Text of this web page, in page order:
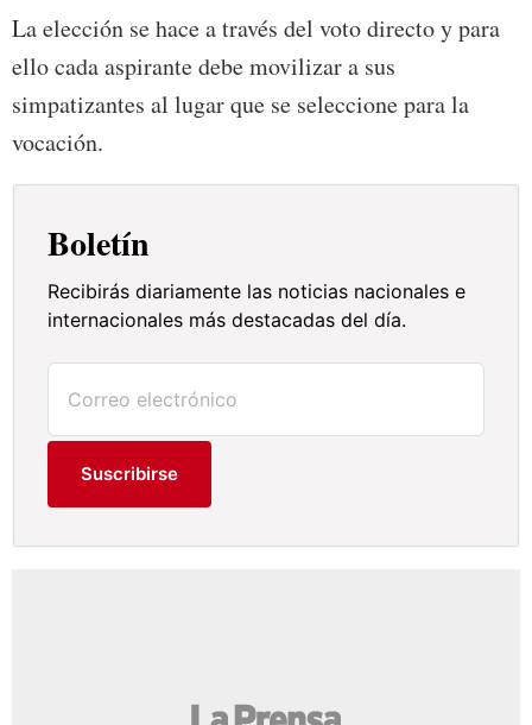
La elección se hace a través del voto directo y para
ello cada aspirante debe movilizar a sus
simpatizantes al lugar que se seleccione para la
vocación.
Boletín
Recibirás diariamente las noticias nacionales e
internacionales más destacadas del día.
Suscribirse